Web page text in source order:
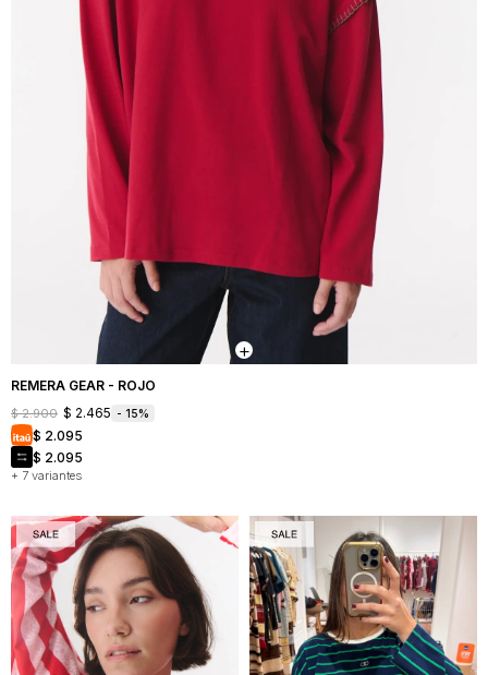
REMERA GEAR - ROJO
+ 7 variantes
$ 2.900 $ 2.465 15
$ 2.095
$ 2.095